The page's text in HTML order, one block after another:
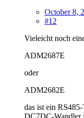
October 8,
#12
Vieleicht noch
ADM2687E
oder
ADM2682E
das ist ein
DC7DC-Wandler